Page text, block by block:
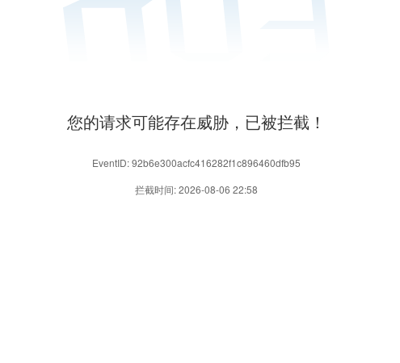
您的请求可能存在威胁，已被拦截！
EventID: 92b6e300acfc416282f1c896460dfb95
拦截时间: 2026-08-06 22:58